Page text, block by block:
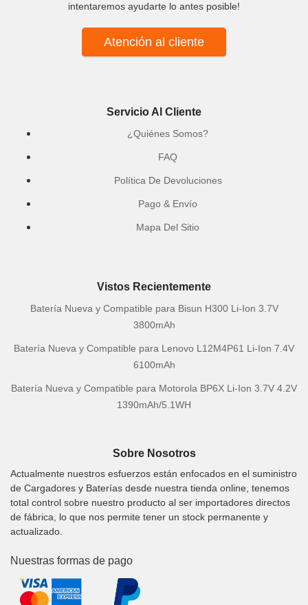
intentaremos ayudarte lo antes posible!
Atención al cliente
Servicio Al Cliente
¿Quiénes Somos?
FAQ
Política De Devoluciones
Pago & Envío
Mapa Del Sitio
Vistos Recientemente
Batería Nueva y Compatible para Bisun H300 Li-Ion 3.7V
3800mAh
Batería Nueva y Compatible para Lenovo L12M4P61 Li-Ion 7.4V
6100mAh
Batería Nueva y Compatible para Motorola BP6X Li-Ion 3.7V 4.2V
1390mAh/5.1WH
Sobre Nosotros
Actualmente nuestros esfuerzos están enfocados en el suministro
de Cargadores y Baterías desde nuestra tienda online, tenemos
total control sobre nuestro producto al ser importadores directos
de fábrica, lo que nos permite tener un stock permanente y
actualizado.
Nuestras formas de pago